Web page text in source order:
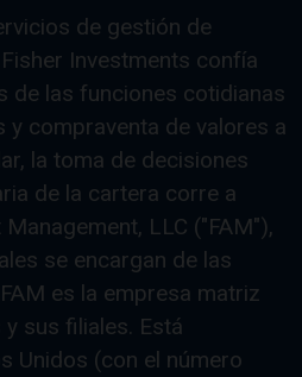
de gestión de
Investments confía
de las funciones cotidianas
y compraventa de valores a
la toma de decisiones
de la cartera corre a
LLC ("FAM"),
se encargan de las
es la empresa matriz
sus filiales. Está
Unidos (con el número